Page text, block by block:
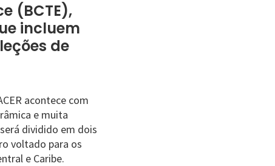
(BCTE),
incluem
de
acontece com
e muita
dividido em dois
voltado para os
e Caribe.